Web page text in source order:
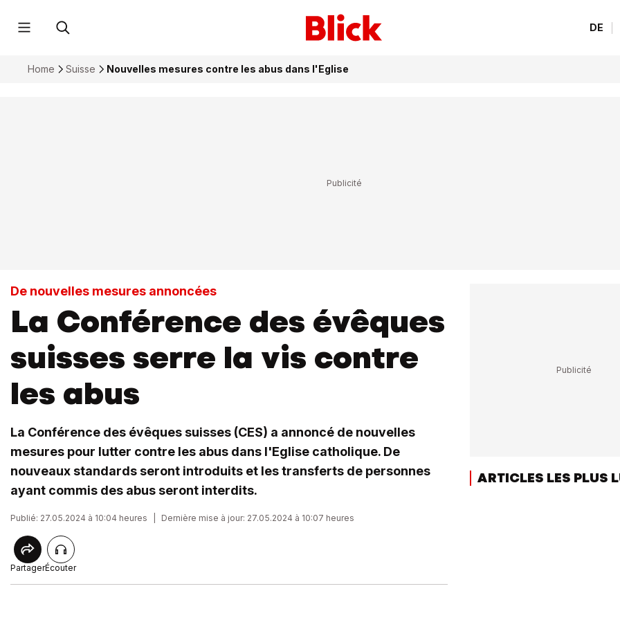
DE
Home Suisse Nouvelles mesures contre les abus dans l'Eglise
De nouvelles mesures annoncées
La Conférence des évêques
suisses serre la vis contre
les abus
La Conférence des évêques suisses (CES) a annoncé de nouvelles
mesures pour lutter contre les abus dans l'Eglise catholique. De
nouveaux standards seront introduits et les transferts de personnes
ayant commis des abus seront interdits.
Publié: 27.05.2024 à 10:04 heures Dernière mise à jour: 27.05.2024 à 10:07 heures
PartagerÉcouter
ARTICLES LES PLUS